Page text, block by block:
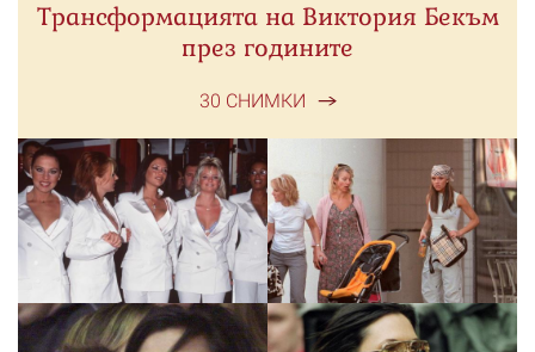
Трансформацията на Виктория Бекъм
през годините
30 СНИМКИ